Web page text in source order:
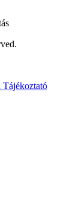
Tájékoztató